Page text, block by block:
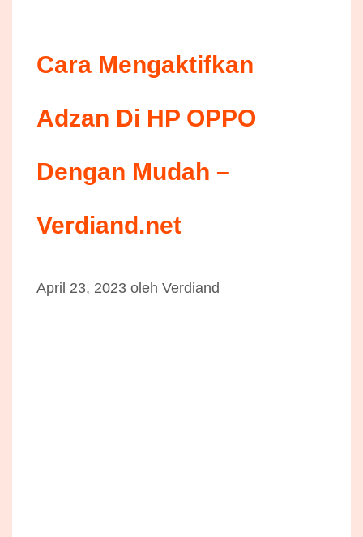
Cara Mengaktifkan
Adzan Di HP OPPO
Dengan Mudah –
Verdiand.net
April 23, 2023 oleh Verdiand